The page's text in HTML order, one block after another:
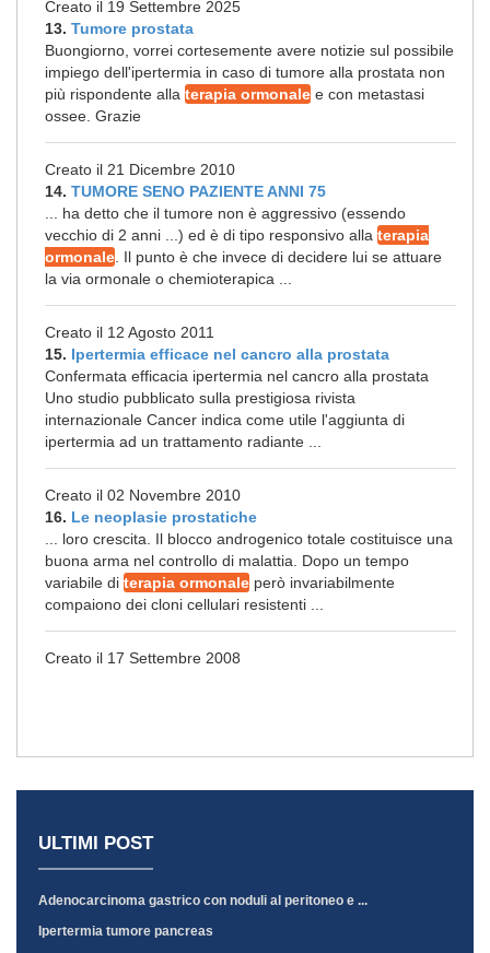
Creato il 19 Settembre 2025
13. Tumore prostata
Buongiorno, vorrei cortesemente avere notizie sul possibile
impiego dell'ipertermia in caso di tumore alla prostata non
più rispondente alla terapia ormonale e con metastasi
ossee. Grazie
Creato il 21 Dicembre 2010
14. TUMORE SENO PAZIENTE ANNI 75
... ha detto che il tumore non è aggressivo (essendo
vecchio di 2 anni ...) ed è di tipo responsivo alla terapia
ormonale . Il punto è che invece di decidere lui se attuare
la via ormonale o chemioterapica ...
Creato il 12 Agosto 2011
15. Ipertermia efficace nel cancro alla prostata
Confermata efficacia ipertermia nel cancro alla prostata
Uno studio pubblicato sulla prestigiosa rivista
internazionale Cancer indica come utile l'aggiunta di
ipertermia ad un trattamento radiante ...
Creato il 02 Novembre 2010
16. Le neoplasie prostatiche
... loro crescita. Il blocco androgenico totale costituisce una
buona arma nel controllo di malattia. Dopo un tempo
variabile di terapia ormonale però invariabilmente
compaiono dei cloni cellulari resistenti ...
Creato il 17 Settembre 2008
ULTIMI POST
Adenocarcinoma gastrico con noduli al peritoneo e ...
Ipertermia tumore pancreas